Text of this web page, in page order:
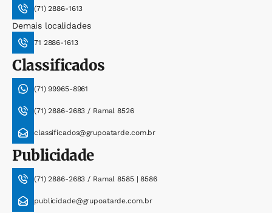
(71) 2886-1613
Demais localidades
71 2886-1613
Classificados
(71) 99965-8961
(71) 2886-2683 / Ramal 8526
classificados@grupoatarde.com.br
Publicidade
(71) 2886-2683 / Ramal 8585 | 8586
publicidade@grupoatarde.com.br